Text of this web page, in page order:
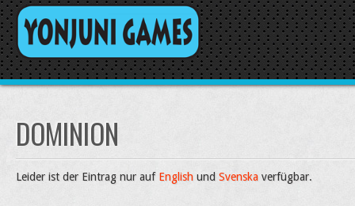
DOMINION
Leider ist der Eintrag nur auf English und Svenska verfügbar.